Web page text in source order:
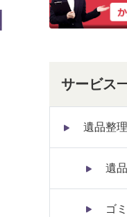
サービス
遺品整
遺
ゴ